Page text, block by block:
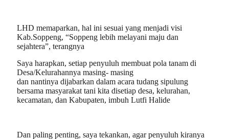
LHD memaparkan, hal ini sesuai yang menjadi visi
Kab.Soppeng, “Soppeng lebih melayani maju dan
sejahtera”, terangnya
Saya harapkan, setiap penyuluh membuat pola tanam di
Desa/Kelurahannya masing- masing
dan nantinya dijabarkan dalam acara tudang sipulung
bersama masyarakat tani kita disetiap desa, kelurahan,
kecamatan, dan Kabupaten, imbuh Lutfi Halide
Dan paling penting, saya tekankan, agar penyuluh kiranya